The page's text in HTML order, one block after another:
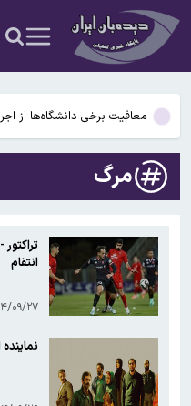
است
تأیید ربایش و قتل حمیدرضا رجب‌زاده
چطور بدون آسیب دیدن
بگیریم؟
معافیت برخی دانشگاه‌ها از
طرح مرحله‌ای خواهد بود
برطرف شدن محدودیت‌ برق
تأیید ربایش و قتل حمیدرضا رجب‌زاده
چطور بدون آسیب دیدن
بگیریم؟
مرگ
انتقام
۱۴۰۴/